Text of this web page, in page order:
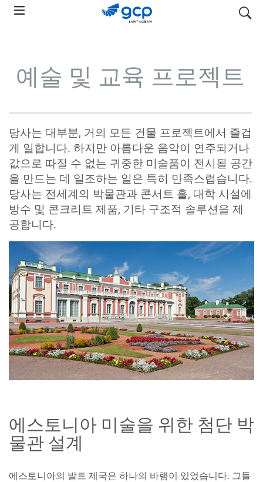
Skip
search
예술 및 교육 프로젝트
당사는 대부분, 거의 모든 건물 프로젝트에서 즐겁
게 일합니다. 하지만 아름다운 음악이 연주되거나
값으로 따질 수 없는 귀중한 미술품이 전시될 공간
을 만드는 데 일조하는 일은 특히 만족스럽습니다.
당사는 전세계의 박물관과 콘서트 홀, 대학 시설에
방수 및 콘크리트 제품, 기타 구조적 솔루션을 제
공합니다.
에스토니아 미술을 위한 첨단 박
물관 설계
에스토니아의 발트 제국은 하나의 바램이 있었습니다. 그들